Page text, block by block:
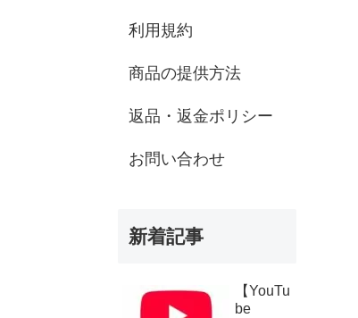
利用規約
商品の提供方法
返品・返金ポリシー
お問い合わせ
新着記事
【YouTu
be